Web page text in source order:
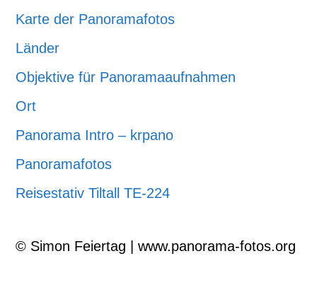
Karte der Panoramafotos
Länder
Objektive für Panoramaaufnahmen
Ort
Panorama Intro – krpano
Panoramafotos
Reisestativ Tiltall TE-224
© Simon Feiertag | www.panorama-fotos.org